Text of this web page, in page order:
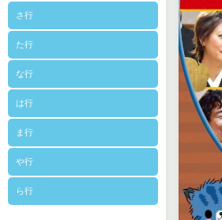
さ行
た行
な行
は行
ま行
や行
ら行